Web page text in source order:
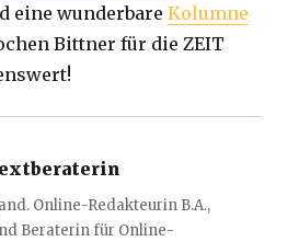
eine wunderbareKolumne
Bittner für die ZEIT
Online-Redakteurin B.A.,
Beraterin für Online-